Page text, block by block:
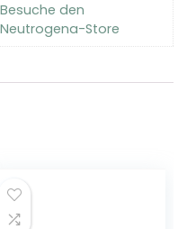
Besuche den
Neutrogena-Store